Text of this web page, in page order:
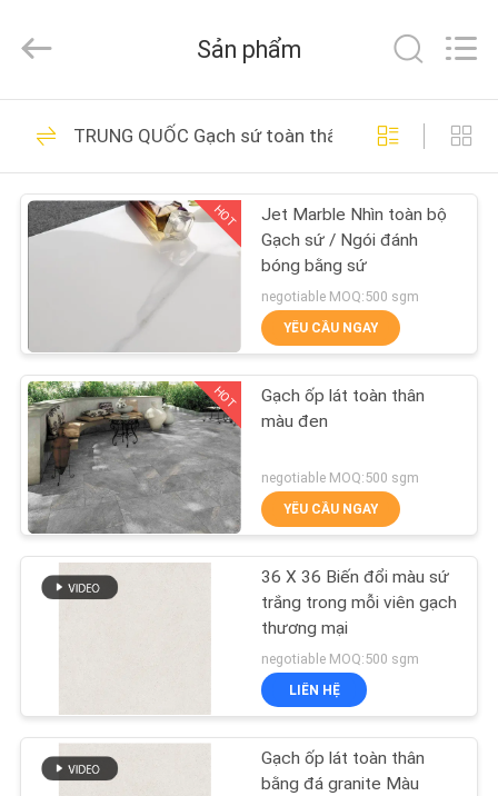
NHÀ
SẢN
PHẨM
VỀ
CHÚNG
TÔI
CHUYẾN
THAM
QUAN
KIỂM
SOÁT
CERAMICS
Rights
Gạch tráng men
475
Đá Nhìn Sứ
39
Gạch sứ hiện đại
115
Sản phẩm
TRUNG QUỐC Gạch sứ toàn thân
HOT
Jet Marble Nhìn toàn bộ
Gạch sứ / Ngói đánh
bóng bằng sứ
negotiable MOQ:500 sgm
YÊU CẦU NGAY
HOT
Gạch ốp lát toàn thân
màu đen
negotiable MOQ:500 sgm
YÊU CẦU NGAY
36 X 36 Biến đổi màu sứ
trắng trong mỗi viên gạch
thương mại
negotiable MOQ:500 sgm
LIÊN HỆ
Gạch ốp lát toàn thân
bằng đá granite Màu